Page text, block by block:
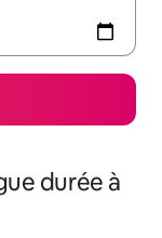
durée à